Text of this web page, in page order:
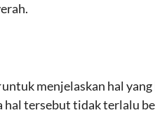
untuk menjelaskan hal
tersebut tidak terlalu